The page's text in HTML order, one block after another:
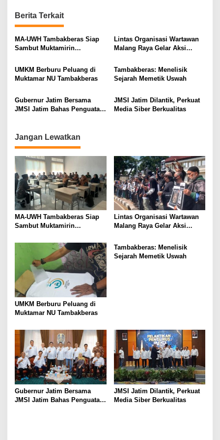
a
v
i
a
i
o
Berita Terkait
MA-UWH Tambakberas Siap
Sambut Muktamirin
Lintas Organisasi Wartawan
Malang Raya Gelar Aksi
Ireng”
UMKM Berburu Peluang di
Muktamar NU Tambakberas
Tambakberas: Menelisik
Sejarah Memetik Uswah
Gubernur Jatim Bersama
JMSI Jatim Bahas Penguatan
JMSI Jatim Dilantik, Perkuat
Media Siber Berkualitas
Jangan Lewatkan
MA-UWH Tambakberas Siap
Sambut Muktamirin
Lintas Organisasi Wartawan
Malang Raya Gelar Aksi
Ireng”
UMKM Berburu Peluang di
Muktamar NU Tambakberas
Tambakberas: Menelisik
Sejarah Memetik Uswah
Gubernur Jatim Bersama
JMSI Jatim Bahas Penguatan
JMSI Jatim Dilantik, Perkuat
Media Siber Berkualitas